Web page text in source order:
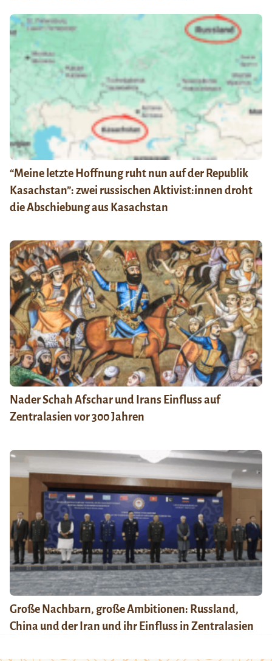
“Meine letzte Hoffnung ruht nun auf der Republik
Kasachstan”: zwei russischen Aktivist:innen droht
die Abschiebung aus Kasachstan
Nader Schah Afschar und Irans Einfluss auf
Zentralasien vor 300 Jahren
Große Nachbarn, große Ambitionen: Russland,
China und der Iran und ihr Einfluss in Zentralasien